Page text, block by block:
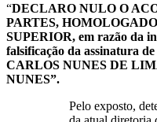
“DECLARO NULO O
PARTES,
SUPERIOR, em razão da
falsificação da assinatura
CARLOS NUNES DE
NUNES”.
Pelo exposto,